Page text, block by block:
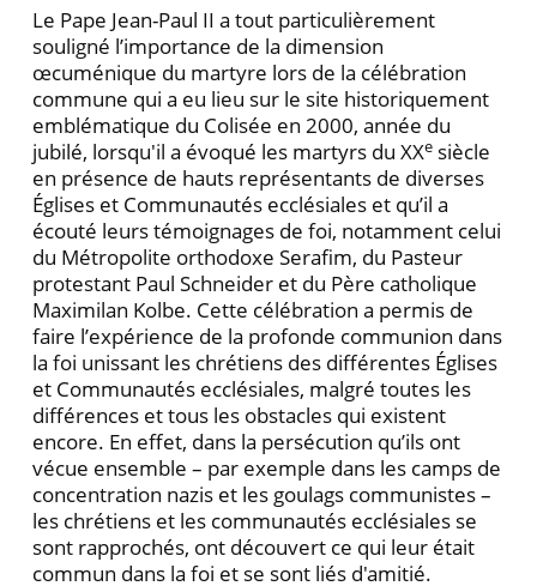
Le Pape Jean-Paul II a tout particulièrement
souligné l’importance de la dimension
œcuménique du martyre lors de la célébration
commune qui a eu lieu sur le site historiquement
emblématique du Colisée en 2000, année du
jubilé, lorsqu'il a évoqué les martyrs du XXe siècle
en présence de hauts représentants de diverses
Églises et Communautés ecclésiales et qu’il a
écouté leurs témoignages de foi, notamment celui
du Métropolite orthodoxe Serafim, du Pasteur
protestant Paul Schneider et du Père catholique
Maximilan Kolbe. Cette célébration a permis de
faire l’expérience de la profonde communion dans
la foi unissant les chrétiens des différentes Églises
et Communautés ecclésiales, malgré toutes les
différences et tous les obstacles qui existent
encore. En effet, dans la persécution qu’ils ont
vécue ensemble – par exemple dans les camps de
concentration nazis et les goulags communistes –
les chrétiens et les communautés ecclésiales se
sont rapprochés, ont découvert ce qui leur était
commun dans la foi et se sont liés d'amitié.